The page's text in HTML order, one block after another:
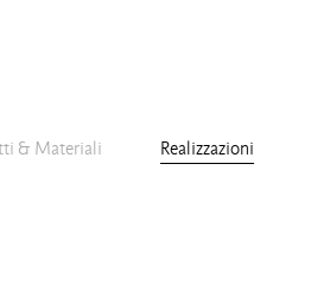
& Materiali Realizzazioni